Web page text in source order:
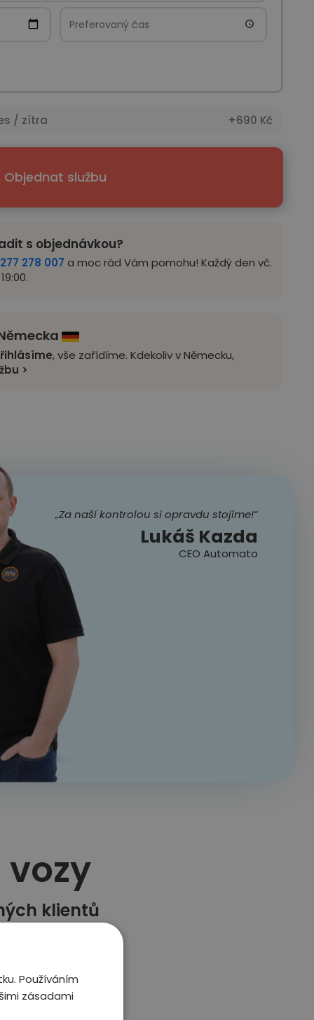
/ zítra +690 Kč
Objednat službu
s objednávkou?
278 007 a moc rád Vám pomohu! Každý den vč.
, vše zařídíme. Kdekoliv v Německu,
>
„Za naší kontrolou si opravdu stojíme!“
Lukáš Kazda
CEO Automato
klientů
Používáním
zásadami